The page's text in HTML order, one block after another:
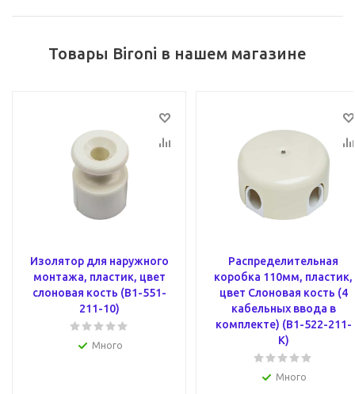
Товары Bironi в нашем магазине
Изолятор для наружного
монтажа, пластик, цвет
слоновая кость (B1-551-
211-10)
Много
Распределительная
коробка 110мм, пластик,
цвет Слоновая кость (4
кабельных ввода в
комплекте) (B1-522-211-
K)
Много